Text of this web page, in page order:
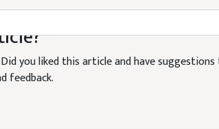
you liked this article and have
feedback.